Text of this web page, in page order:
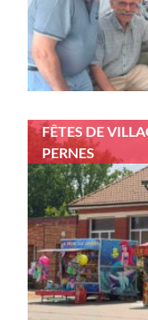
FÊTES DE
PERNES